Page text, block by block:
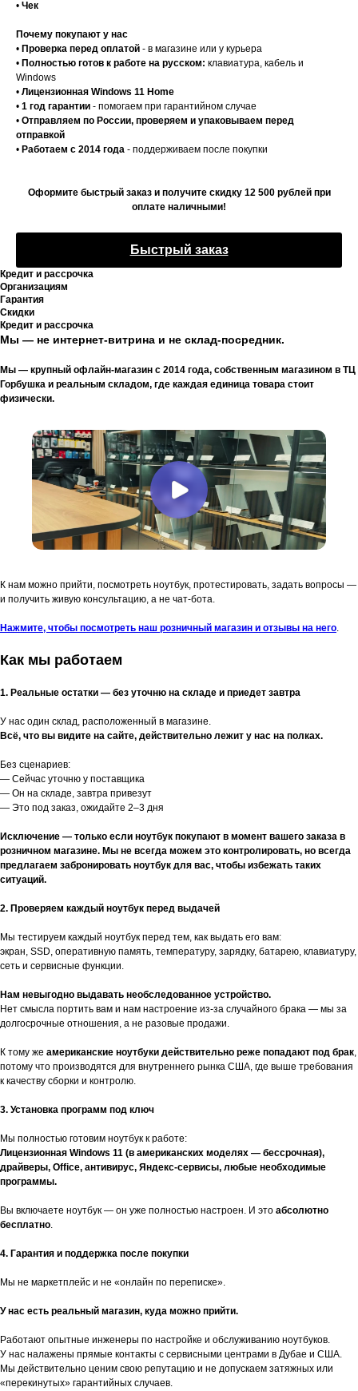
• Чек
Почему покупают у нас
• Проверка перед оплатой - в магазине или у курьера
• Полностью готов к работе на русском: клавиатура, кабель и
Windows
• Лицензионная Windows 11 Home
• 1 год гарантии - помогаем при гарантийном случае
• Отправляем по России, проверяем и упаковываем перед
отправкой
• Работаем с 2014 года - поддерживаем после покупки
Оформите быстрый заказ и получите скидку 12 500 рублей при
оплате наличными!
Быстрый заказ
Кредит и рассрочка
Организациям
Гарантия
Скидки
Кредит и рассрочка
Мы — не интернет-витрина и не склад-посредник.
Мы — крупный офлайн-магазин с 2014 года, собственным магазином в ТЦ
Горбушка и реальным складом, где каждая единица товара стоит
физически.
К нам можно прийти, посмотреть ноутбук, протестировать, задать вопросы —
и получить живую консультацию, а не чат-бота.
Нажмите, чтобы посмотреть наш розничный магазин и отзывы на него.
Как мы работаем
1. Реальные остатки — без уточню на складе и приедет завтра
У нас один склад, расположенный в магазине.
Всё, что вы видите на сайте, действительно лежит у нас на полках.
Без сценариев:
— Сейчас уточню у поставщика
— Он на складе, завтра привезут
— Это под заказ, ожидайте 2–3 дня
Исключение — только если ноутбук покупают в момент вашего заказа в
розничном магазине. Мы не всегда можем это контролировать, но всегда
предлагаем забронировать ноутбук для вас, чтобы избежать таких
ситуаций.
2. Проверяем каждый ноутбук перед выдачей
Мы тестируем каждый ноутбук перед тем, как выдать его вам:
экран, SSD, оперативную память, температуру, зарядку, батарею, клавиатуру,
сеть и сервисные функции.
Нам невыгодно выдавать необследованное устройство.
Нет смысла портить вам и нам настроение из-за случайного брака — мы за
долгосрочные отношения, а не разовые продажи.
К тому же американские ноутбуки действительно реже попадают под брак,
потому что производятся для внутреннего рынка США, где выше требования
к качеству сборки и контролю.
3. Установка программ под ключ
Мы полностью готовим ноутбук к работе:
Лицензионная Windows 11 (в американских моделях — бессрочная),
драйверы, Office, антивирус, Яндекс-сервисы, любые необходимые
программы.
Вы включаете ноутбук — он уже полностью настроен. И это абсолютно
бесплатно.
4. Гарантия и поддержка после покупки
Мы не маркетплейс и не «онлайн по переписке».
У нас есть реальный магазин, куда можно прийти.
Работают опытные инженеры по настройке и обслуживанию ноутбуков.
У нас налажены прямые контакты с сервисными центрами в Дубае и США.
Мы действительно ценим свою репутацию и не допускаем затяжных или
«перекинутых» гарантийных случаев.